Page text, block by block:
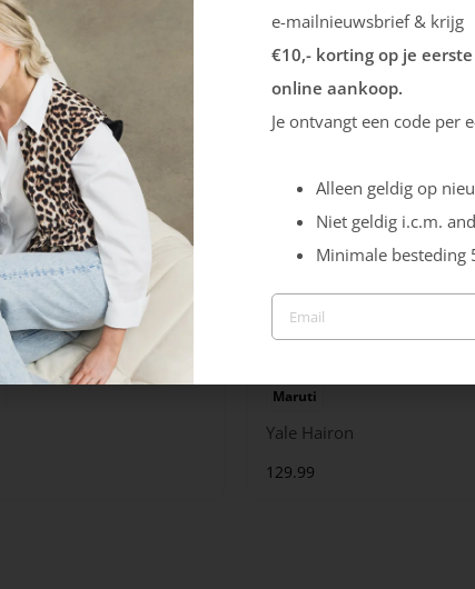
Maruti
Yale Hairon
129.99
e-mailnieuwsbrief & krijg
€10,- korting op je eerste
online aankoop.
Je ontvangt een code per
Alleen geldig op
Niet geldig i.c.m.
Minimale besteding